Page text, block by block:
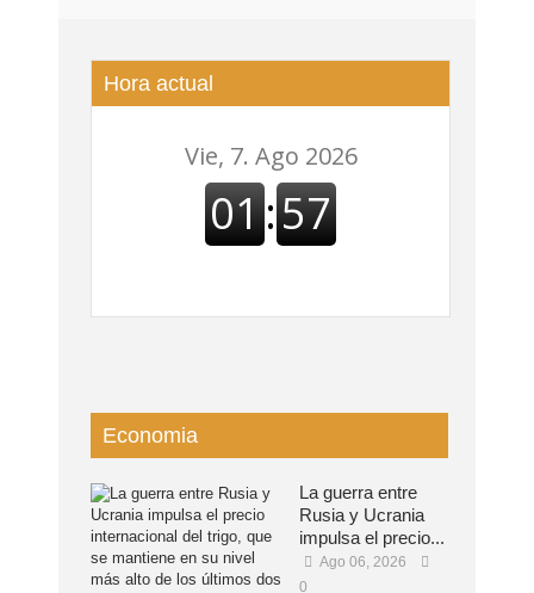
Hora actual
Economia
La guerra entre
Rusia y Ucrania
impulsa el precio...
Ago 06, 2026
0